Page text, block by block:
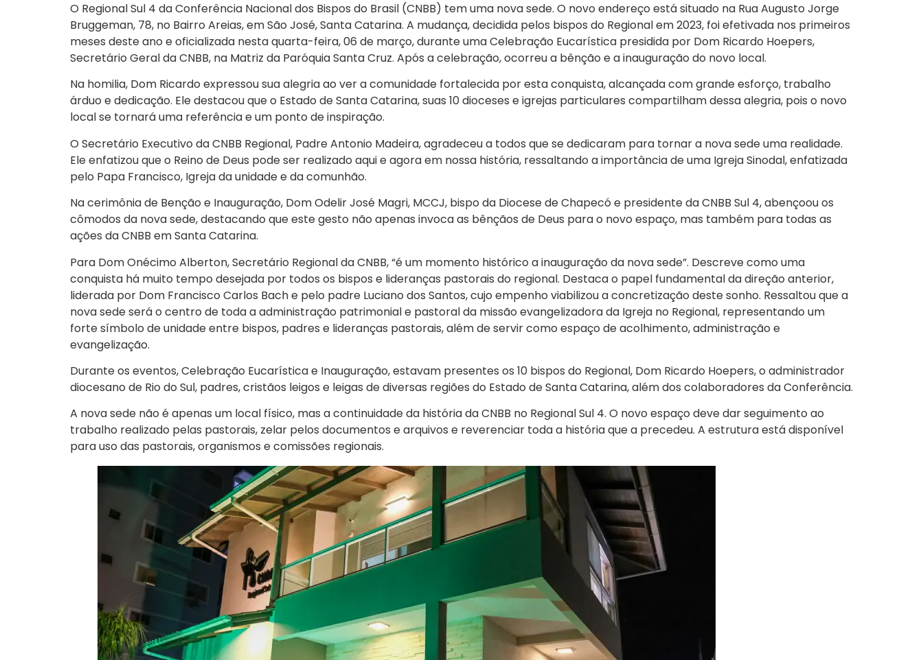
O Regional Sul 4 da Conferência Nacional dos Bispos do Brasil (CNBB) tem uma nova sede. O novo endereço está situado na Rua Augusto Jorge
Bruggeman, 78, no Bairro Areias, em São José, Santa Catarina. A mudança, decidida pelos bispos do Regional em 2023, foi efetivada nos primeiros
meses deste ano e oficializada nesta quarta-feira, 06 de março, durante uma Celebração Eucarística presidida por Dom Ricardo Hoepers,
Secretário Geral da CNBB, na Matriz da Paróquia Santa Cruz. Após a celebração, ocorreu a bênção e a inauguração do novo local.
Na homilia, Dom Ricardo expressou sua alegria ao ver a comunidade fortalecida por esta conquista, alcançada com grande esforço, trabalho
árduo e dedicação. Ele destacou que o Estado de Santa Catarina, suas 10 dioceses e igrejas particulares compartilham dessa alegria, pois o novo
local se tornará uma referência e um ponto de inspiração.
O Secretário Executivo da CNBB Regional, Padre Antonio Madeira, agradeceu a todos que se dedicaram para tornar a nova sede uma realidade.
Ele enfatizou que o Reino de Deus pode ser realizado aqui e agora em nossa história, ressaltando a importância de uma Igreja Sinodal, enfatizada
pelo Papa Francisco, Igreja da unidade e da comunhão.
Na cerimônia de Benção e Inauguração, Dom Odelir José Magri, MCCJ, bispo da Diocese de Chapecó e presidente da CNBB Sul 4, abençoou os
cômodos da nova sede, destacando que este gesto não apenas invoca as bênçãos de Deus para o novo espaço, mas também para todas as
ações da CNBB em Santa Catarina.
Para Dom Onécimo Alberton, Secretário Regional da CNBB, “é um momento histórico a inauguração da nova sede”. Descreve como uma
conquista há muito tempo desejada por todos os bispos e lideranças pastorais do regional. Destaca o papel fundamental da direção anterior,
liderada por Dom Francisco Carlos Bach e pelo padre Luciano dos Santos, cujo empenho viabilizou a concretização deste sonho. Ressaltou que a
nova sede será o centro de toda a administração patrimonial e pastoral da missão evangelizadora da Igreja no Regional, representando um
forte símbolo de unidade entre bispos, padres e lideranças pastorais, além de servir como espaço de acolhimento, administração e
evangelização.
Durante os eventos, Celebração Eucarística e Inauguração, estavam presentes os 10 bispos do Regional, Dom Ricardo Hoepers, o administrador
diocesano de Rio do Sul, padres, cristãos leigos e leigas de diversas regiões do Estado de Santa Catarina, além dos colaboradores da Conferência.
A nova sede não é apenas um local físico, mas a continuidade da história da CNBB no Regional Sul 4. O novo espaço deve dar seguimento ao
trabalho realizado pelas pastorais, zelar pelos documentos e arquivos e reverenciar toda a história que a precedeu. A estrutura está disponível
para uso das pastorais, organismos e comissões regionais.